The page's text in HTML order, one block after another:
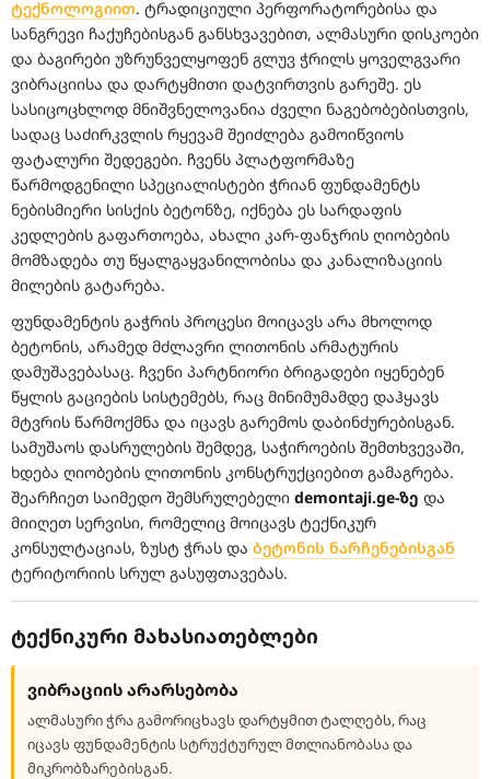
ტექნოლოგიით. ტრადიციული პერფორატორებისა და
სანგრევი ჩაქუჩებისგან განსხვავებით, ალმასური დისკოები
და ბაგირები უზრუნველყოფენ გლუვ ჭრილს ყოველგვარი
ვიბრაციისა და დარტყმითი დატვირთვის გარეშე. ეს
სასიცოცხლოდ მნიშვნელოვანია ძველი ნაგებობებისთვის,
სადაც საძირკვლის რყევამ შეიძლება გამოიწვიოს
ფატალური შედეგები. ჩვენს პლატფორმაზე
წარმოდგენილი სპეციალისტები ჭრიან ფუნდამენტს
ნებისმიერი სისქის ბეტონზე, იქნება ეს სარდაფის
კედლების გაფართოება, ახალი კარ-ფანჯრის ღიობების
მომზადება თუ წყალგაყვანილობისა და კანალიზაციის
მილების გატარება.
ფუნდამენტის გაჭრის პროცესი მოიცავს არა მხოლოდ
ბეტონის, არამედ მძლავრი ლითონის არმატურის
დამუშავებასაც. ჩვენი პარტნიორი ბრიგადები იყენებენ
წყლის გაციების სისტემებს, რაც მინიმუმამდე დაჰყავს
მტვრის წარმოქმნა და იცავს გარემოს დაბინძურებისგან.
სამუშაოს დასრულების შემდეგ, საჭიროების შემთხვევაში,
ხდება ღიობების ლითონის კონსტრუქციებით გამაგრება.
შეარჩიეთ საიმედო შემსრულებელი demontaji.ge-ზე და
მიიღეთ სერვისი, რომელიც მოიცავს ტექნიკურ
კონსულტაციას, ზუსტ ჭრას და ბეტონის ნარჩენებისგან
ტერიტორიის სრულ გასუფთავებას.
ტექნიკური მახასიათებლები
ვიბრაციის არარსებობა
ალმასური ჭრა გამორიცხავს დარტყმით ტალღებს, რაც
იცავს ფუნდამენტის სტრუქტურულ მთლიანობასა და
მიკრობზარებისგან.